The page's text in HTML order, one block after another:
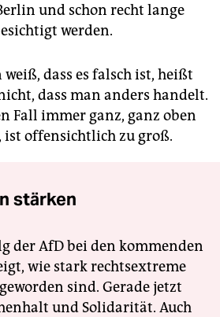
und schon recht lange
werden.
dass es falsch ist, heißt
dass man anders handelt.
Fall immer ganz, ganz oben
ist offensichtlich zu groß.
stärken
der AfD bei den kommenden
wie stark rechtsextreme
sind. Gerade jetzt
und Solidarität. Auch